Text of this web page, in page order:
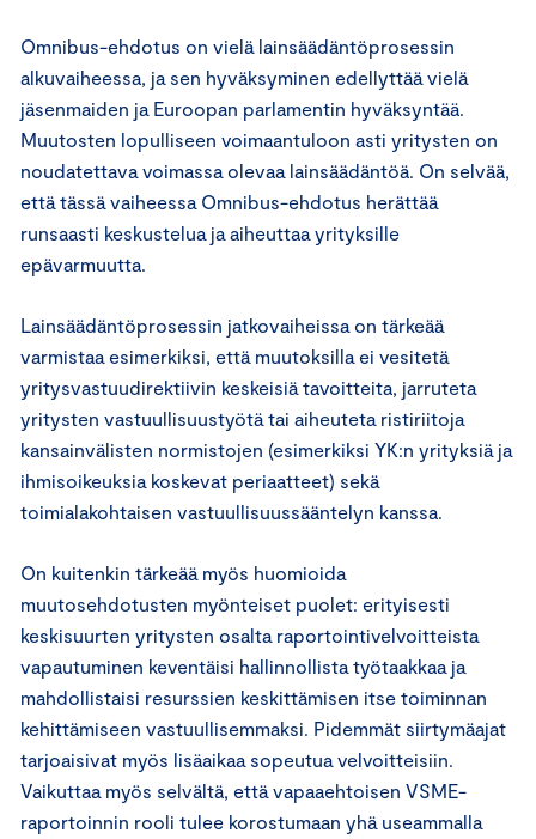
Omnibus-ehdotus on vielä lainsäädäntöprosessin
alkuvaiheessa, ja sen hyväksyminen edellyttää vielä
jäsenmaiden ja Euroopan parlamentin hyväksyntää.
Muutosten lopulliseen voimaantuloon asti yritysten on
noudatettava voimassa olevaa lainsäädäntöä. On selvää,
että tässä vaiheessa Omnibus-ehdotus herättää
runsaasti keskustelua ja aiheuttaa yrityksille
epävarmuutta.
Lainsäädäntöprosessin jatkovaiheissa on tärkeää
varmistaa esimerkiksi, että muutoksilla ei vesitetä
yritysvastuudirektiivin keskeisiä tavoitteita, jarruteta
yritysten vastuullisuustyötä tai aiheuteta ristiriitoja
kansainvälisten normistojen (esimerkiksi YK:n yrityksiä ja
ihmisoikeuksia koskevat periaatteet) sekä
toimialakohtaisen vastuullisuussääntelyn kanssa.
On kuitenkin tärkeää myös huomioida
muutosehdotusten myönteiset puolet: erityisesti
keskisuurten yritysten osalta raportointivelvoitteista
vapautuminen keventäisi hallinnollista työtaakkaa ja
mahdollistaisi resurssien keskittämisen itse toiminnan
kehittämiseen vastuullisemmaksi. Pidemmät siirtymäajat
tarjoaisivat myös lisäaikaa sopeutua velvoitteisiin.
Vaikuttaa myös selvältä, että vapaaehtoisen VSME-
raportoinnin rooli tulee korostumaan yhä useammalla